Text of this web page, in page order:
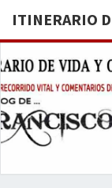
ITINERARIO